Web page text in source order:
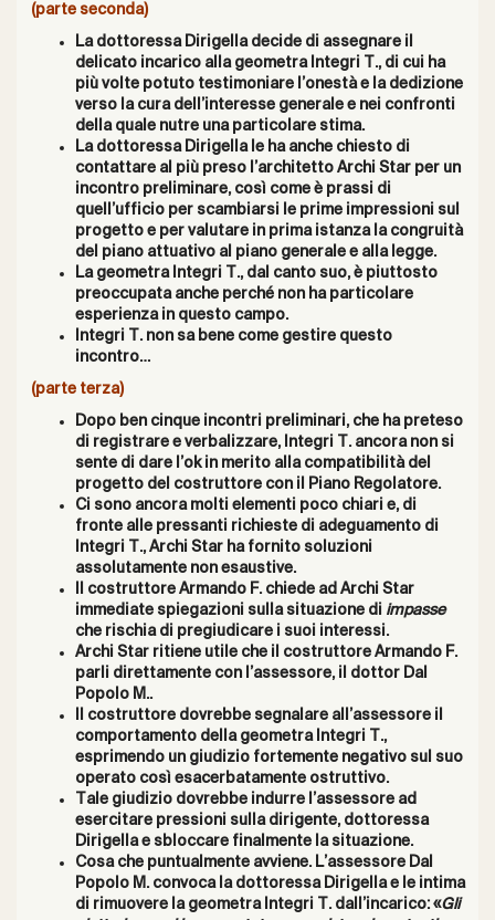
(parte seconda)
La dottoressa Dirigelladecide di assegnare il
delicato incarico alla geometra Integri T., di cui ha
più volte potuto testimoniare l’onestà e la dedizione
verso
la cura dell’interesse generale e nei confronti
della quale nutre una particolare stima.
La dottoressa Dirigellale ha anche chiesto di
contattare al più preso l’architetto Archi Star per un
incontro preliminare, così come è prassi di
quell’ufficio per scambiarsi le prime impressioni sul
progetto e per valutare in prima istanza la congruità
del piano attuativo al piano generale e alla legge.
La geometra Integri T., dal canto suo, è piuttosto
preoccupata anche perché non ha particolare
esperienza in questo campo.
Integri T. non sa bene come gestire questo
incontro…
(parte terza)
Dopo ben cinque incontri preliminari, che ha preteso
di registrare e verbalizzare, Integri T. ancora non si
sente di dare l’ok in merito alla compatibilità del
progetto del costruttore con il Piano Regolatore.
Ci sono ancora molti elementi poco chiari e, di
fronte alle pressanti richieste di adeguamento di
Integri T., Archi Star ha fornito soluzioni
assolutamente non esaustive.
costruttore Armando F. chiede ad Archi Star
immediate spiegazioni sulla situazione di impasse
che rischia di pregiudicare i suoi interessi.
Archi Star ritiene utile che il costruttore Armando F.
parli direttamente con l’assessore, il dottor Dal
Popolo M..
Il costruttore dovrebbe segnalare all’assessore il
comportamento della geometra Integri T.,
esprimendo un giudizio fortemente negativo sul suo
operato così esacerbatamenteostruttivo.
Tale giudizio dovrebbe indurre l’assessore ad
esercitare pressioni sulla dirigente, dottoressa
Dirigella e sbloccare finalmente la situazione.
Cosa che puntualmente avviene. L’assessore Dal
Popolo M. convoca la dottoressa Dirigellae le intima
di rimuovere la geometra Integri T. dall’incarico: «Gli